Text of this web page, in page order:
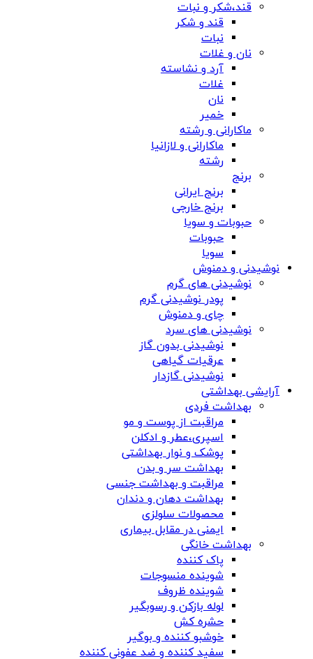
قند،شکر و نبات
قند و شکر
نبات
نان و غلات
آرد و نشاسته
غلات
نان
خمیر
ماکارانی و رشته
ماکارانی و لازانیا
رشته
برنج
برنج ایرانی
برنج خارجی
حبوبات و سویا
حبوبات
سویا
نوشیدنی و دمنوش
نوشیدنی های گرم
پودر نوشیدنی گرم
چای و دمنوش
نوشیدنی های سرد
نوشیدنی بدون گاز
عرقیات گیاهی
نوشیدنی گازدار
آرایشی بهداشتی
بهداشت فردی
مراقبت از پوست و مو
اسپری،عطر و ادکلن
پوشک و نوار بهداشتی
بهداشت سر و بدن
مراقبت و بهداشت جنسی
بهداشت دهان و دندان
محصولات سلولزی
ایمنی در مقابل بیماری
بهداشت خانگی
پاک کننده
شوینده منسوجات
شوینده ظروف
لوله بازکن و رسوبگیر
حشره کش
خوشبو کننده و بوگیر
سفید کننده و ضد عفونی کننده